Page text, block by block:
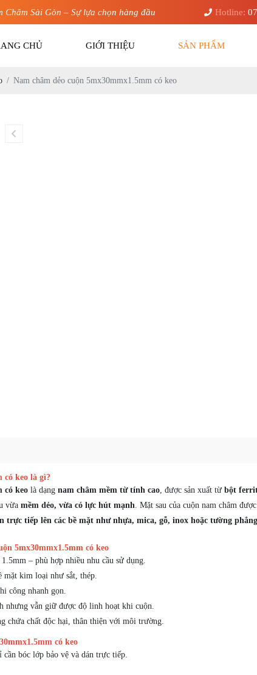
Châm Sài Gòn – Sự lựa chọn hàng đầu Hotline:
CHỦ GIỚI THIỆU SẢN PHẨM
Nam châm dẻo cuộn 5mx30mmx1.5mm có keo
có keo là gì?
có keolà dạng nam châm mềm từ tính cao, được sản xuất từ bột
vừa mềm dẻo, vừa có lực hút mạnh. Mặt sau của cuộn nam châm được
trực tiếp lên các bề mặt như nhựa, mica, gỗ, inox hoặc tường phẳng
5mx30mmx1.5mm có keo
– phù hợp nhiều nhu cầu sử dụng.
mặt kim loại như sắt, thép.
công nhanh gọn.
nhưng vẫn giữ được độ linh hoạt khi cuộn.
chứa chất độc hại, thân thiện với môi trường.
có keo
cần bóc lớp bảo vệ và dán trực tiếp.